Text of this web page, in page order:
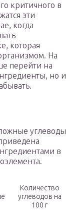
критичного в
эти
когда
которая
На
перейти на
но и
углеводы
в
Количество
углеводов на
100 г